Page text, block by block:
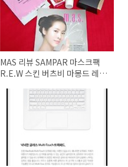
MAS 리뷰 SAMPAR 마스크팩
R.E.W 스킨 버츠비 마몽드 레드